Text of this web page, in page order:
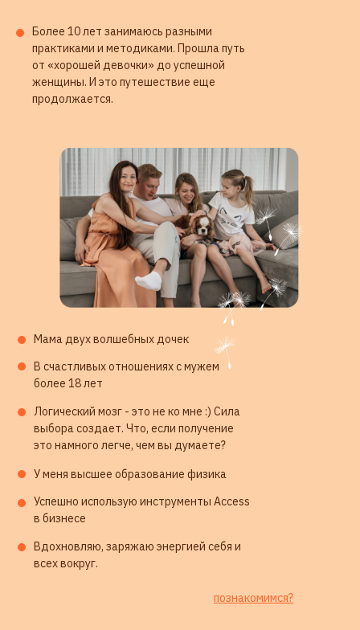
Более 10 лет занимаюсь разными
практиками и методиками. Прошла путь
от «хорошей девочки» до успешной
женщины. И это путешествие еще
продолжается.
Мама двух волшебных дочек
В счастливых отношениях с мужем
более 18 лет
Логический мозг - это не ко мне :) Сила
выбора создает. Что, если получение
это намного легче, чем вы думаете?
У меня высшее образование физика
Вдохновляю, заряжаю энергией себя и
всех вокруг.
Успешно использую инструменты Access
в бизнесе
познакомимся?
ОТВЕТЫ НА ВАШИ ВОПРОСЫ